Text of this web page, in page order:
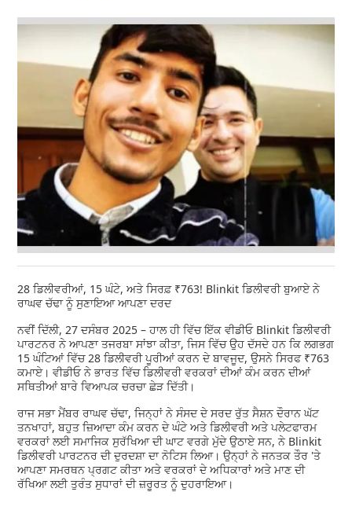
28 ਡਿਲੀਵਰੀਆਂ, 15 ਘੰਟੇ, ਅਤੇ ਸਿਰਫ਼ ₹763! Blinkit ਡਿਲੀਵਰੀ ਬੁਆਏ ਨੇ
ਰਾਘਵ ਚੱਢਾ ਨੂੰ ਸੁਣਾਇਆ ਆਪਣਾ ਦਰਦ
ਨਵੀਂ ਦਿੱਲੀ, 27 ਦਸੰਬਰ 2025 – ਹਾਲ ਹੀ ਵਿੱਚ ਇੱਕ ਵੀਡੀਓ Blinkit ਡਿਲੀਵਰੀ
ਪਾਰਟਨਰ ਨੇ ਆਪਣਾ ਤਜਰਬਾ ਸਾਂਝਾ ਕੀਤਾ, ਜਿਸ ਵਿੱਚ ਉਹ ਦੱਸਦੇ ਹਨ ਕਿ ਲਗਭਗ
15 ਘੰਟਿਆਂ ਵਿੱਚ 28 ਡਿਲੀਵਰੀ ਪੂਰੀਆਂ ਕਰਨ ਦੇ ਬਾਵਜੂਦ, ਉਸਨੇ ਸਿਰਫ ₹763
ਕਮਾਏ। ਵੀਡੀਓ ਨੇ ਭਾਰਤ ਵਿੱਚ ਡਿਲੀਵਰੀ ਵਰਕਰਾਂ ਦੀਆਂ ਕੰਮ ਕਰਨ ਦੀਆਂ
ਸਥਿਤੀਆਂ ਬਾਰੇ ਵਿਆਪਕ ਚਰਚਾ ਛੇੜ ਦਿੱਤੀ।
ਰਾਜ ਸਭਾ ਮੈਂਬਰ ਰਾਘਵ ਚੱਢਾ, ਜਿਨ੍ਹਾਂ ਨੇ ਸੰਸਦ ਦੇ ਸਰਦ ਰੁੱਤ ਸੈਸ਼ਨ ਦੌਰਾਨ ਘੱਟ
ਤਨਖਾਹਾਂ, ਬਹੁਤ ਜ਼ਿਆਦਾ ਕੰਮ ਕਰਨ ਦੇ ਘੰਟੇ ਅਤੇ ਡਿਲੀਵਰੀ ਅਤੇ ਪਲੇਟਫਾਰਮ
ਵਰਕਰਾਂ ਲਈ ਸਮਾਜਿਕ ਸੁਰੱਖਿਆ ਦੀ ਘਾਟ ਵਰਗੇ ਮੁੱਦੇ ਉਠਾਏ ਸਨ, ਨੇ Blinkit
ਡਿਲੀਵਰੀ ਪਾਰਟਨਰ ਦੀ ਦੁਰਦਸ਼ਾ ਦਾ ਨੋਟਿਸ ਲਿਆ। ਉਨ੍ਹਾਂ ਨੇ ਜਨਤਕ ਤੌਰ 'ਤੇ
ਆਪਣਾ ਸਮਰਥਨ ਪ੍ਰਗਟ ਕੀਤਾ ਅਤੇ ਵਰਕਰਾਂ ਦੇ ਅਧਿਕਾਰਾਂ ਅਤੇ ਮਾਣ ਦੀ
ਰੱਖਿਆ ਲਈ ਤੁਰੰਤ ਸੁਧਾਰਾਂ ਦੀ ਜ਼ਰੂਰਤ ਨੂੰ ਦੁਹਰਾਇਆ।